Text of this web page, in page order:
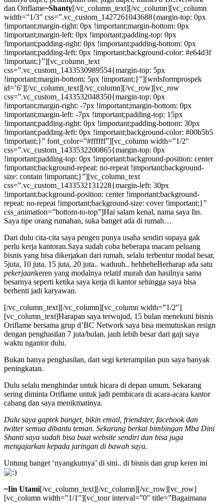
dan Oriflame~Shanty[/vc_column_text][/vc_column][vc_column
width=”1/3″ css=”.vc_custom_1427261043688{margin-top: 0px
!important;margin-right: 0px !important;margin-bottom: 0px
!important;margin-left: 0px !important;padding-top: 0px
!important;padding-right: 0px !important;padding-bottom: 0px
!important;padding-left: 0px !important;background-color: #e64d3f
!important;}”][vc_column_text
css=”.vc_custom_1433530989554{margin-top: 5px
!important;margin-bottom: 5px !important;}”][wrdsformprospek
id=’6′][/vc_column_text][/vc_column][/vc_row][vc_row
css=”.vc_custom_1433532048350{margin-top: 0px
!important;margin-right: -7px !important;margin-bottom: 0px
!important;margin-left: -7px !important;padding-top: 15px
!important;padding-right: 0px !important;padding-bottom: 30px
!important;padding-left: 0px !important;background-color: #00b5b5
!important;}” font_color=”#ffffff”][vc_column width=”1/2″
css=”.vc_custom_1433532200865{margin-top: 0px
!important;padding-top: 0px !important;background-position: center
!important;background-repeat: no-repeat !important;background-
size: contain !important;}”][vc_column_text
css=”.vc_custom_1433532131228{margin-left: 30px
!important;background-position: center !important;background-
repeat: no-repeat !important;background-size: cover !important;}”
css_animation=”bottom-to-top”]Hai salam kenal, nama saya Iin.
Saya tipe orang rumahan, suka banget ada di rumah…
Dari dulu cita-cita saya pengen punya usaha sendiri supaya gak
perlu kerja kantoran.Saya sudah coba beberapa macam peluang
bisnis yang bisa dikerjakan dari rumah, selalu terbentur modal besar,
5juta, 10 juta, 15 juta, 20 juta.. waduuh.. hehheheBerharap ada satu
pekerjaankeren yang modalnya relatif murah dan hasilnya sama
besarnya seperti ketika saya kerja di kantor sehingga saya bisa
berhenti jadi karyawan.
[/vc_column_text][/vc_column][vc_column width=”1/2″]
[vc_column_text]Harapan saya terwujud, 15 bulan menekuni bisnis
Oriflame bersama grup d’BC Network saya bisa memutuskan resign
dengan penghasilan 7 juta/bulan, jauh lebih besar dari gaji saya
waktu ngantor dulu.
Bukan hanya penghasilan, dari segi keterampilan pun saya banyak
peningkatan.
Dulu selalu menghindar untuk bicara di depan umum. Sekarang
sering diminta Oriflame untuk jadi pembicara di acara-acara kantor
cabang dan saya menikmatinya.
Dulu saya gaptek banget, bikin email, friendster, facebook dan
twitter semua dibantu teman. Sekarang berkat bimbingan Mba Dini
Shanti saya sudah bisa buat website sendiri dan bisa juga
mengajarkan kepada jaringan di bawah saya.
Untung banget ‘nyangkutnya’ di sini.. di bisnis dan grup keren ini
~Iin Utami[/vc_column_text][/vc_column][/vc_row][vc_row]
[vc_column width=”1/1″][vc_tour interval=”0″ title=”Bagaimana